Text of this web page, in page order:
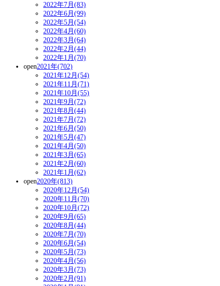
2022年7月(83)
2022年6月(99)
2022年5月(54)
2022年4月(60)
2022年3月(64)
2022年2月(44)
2022年1月(70)
open2021年(702)
2021年12月(54)
2021年11月(71)
2021年10月(55)
2021年9月(72)
2021年8月(44)
2021年7月(72)
2021年6月(50)
2021年5月(47)
2021年4月(50)
2021年3月(65)
2021年2月(60)
2021年1月(62)
open2020年(813)
2020年12月(54)
2020年11月(70)
2020年10月(72)
2020年9月(65)
2020年8月(44)
2020年7月(70)
2020年6月(54)
2020年5月(73)
2020年4月(56)
2020年3月(73)
2020年2月(91)